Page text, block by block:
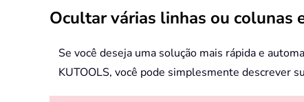
Ocultar várias linhas ou colunas
Se você deseja uma solução mais rápida e
KUTOOLS, você pode simplesmente descrever